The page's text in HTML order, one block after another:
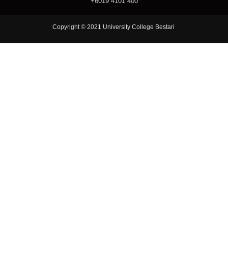
Copyright © 2021 University College Bestari